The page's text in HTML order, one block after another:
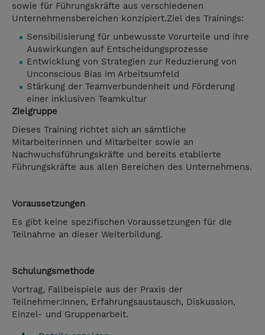
sowie für Führungskräfte aus verschiedenen
Unternehmensbereichen konzipiert.Ziel des Trainings:
Sensibilisierung für unbewusste Vorurteile und ihre
Auswirkungen auf Entscheidungsprozesse
Entwicklung von Strategien zur Reduzierung von
Unconscious Bias im Arbeitsumfeld
Stärkung der Teamverbundenheit und Förderung
einer inklusiven Teamkultur
Zielgruppe
Dieses Training richtet sich an sämtliche
Mitarbeiterinnen und Mitarbeiter sowie an
Nachwuchsführungskräfte und bereits etablierte
Führungskräfte aus allen Bereichen des Unternehmens.
Voraussetzungen
Es gibt keine spezifischen Voraussetzungen für die
Teilnahme an dieser Weiterbildung.
Schulungsmethode
Vortrag, Fallbeispiele aus der Praxis der
Teilnehmer:Innen, Erfahrungsaustausch, Diskussion,
Einzel- und Gruppenarbeit.